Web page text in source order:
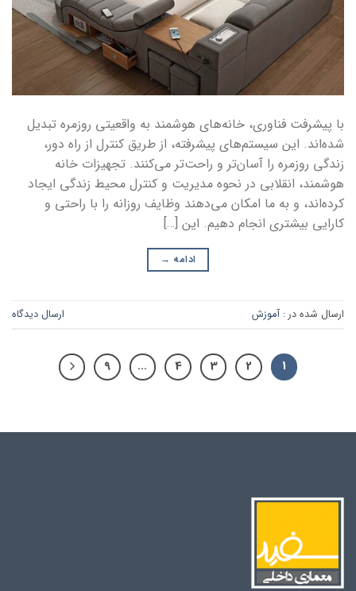
با پیشرفت فناوری، خانه‌های هوشمند به واقعیتی روزمره تبدیل
شده‌اند. این سیستم‌های پیشرفته، از طریق کنترل از راه دور،
زندگی روزمره را آسان‌تر و راحت‌تر می‌کنند. تجهیزات خانه
هوشمند، انقلابی در نحوه مدیریت و کنترل محیط زندگی ایجاد
کرده‌اند، و به ما امکان می‌دهند وظایف روزانه را با راحتی و
کارایی بیشتری انجام دهیم. این […]
ادامه →
ارسال شده در :آموزش ارسال دیدگاه
1
2
3
4
…
9